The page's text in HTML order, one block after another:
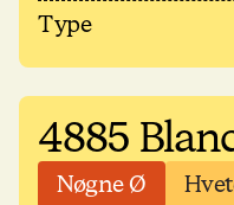
Type
4885
Nøgne Ø